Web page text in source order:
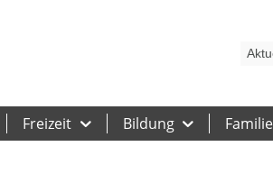
Freizeit Bildung Familie